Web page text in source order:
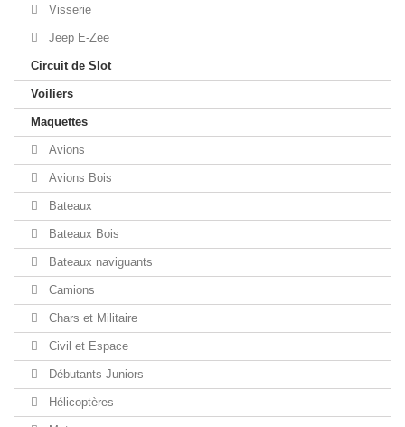
Visserie
Jeep E-Zee
Circuit de Slot
Voiliers
Maquettes
Avions
Avions Bois
Bateaux
Bateaux Bois
Bateaux naviguants
Camions
Chars et Militaire
Civil et Espace
Débutants Juniors
Hélicoptères